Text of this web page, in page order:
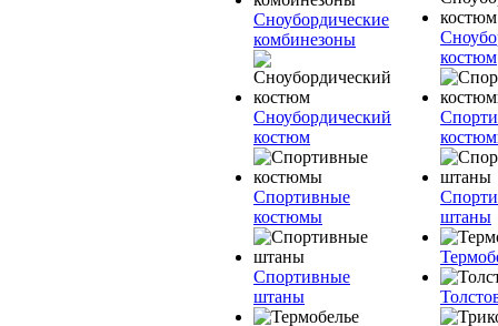
Сноубордические
комбинезоны
Сноубордический
костюм
Спортивные
костюмы
Спортивные
штаны
костюм
штаны